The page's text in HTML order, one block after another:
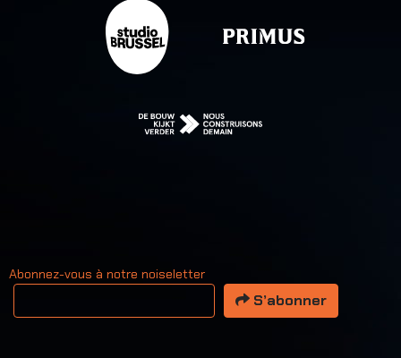
Abonnez-vous à notre noiseletter
Votre adresse email
S’abonner